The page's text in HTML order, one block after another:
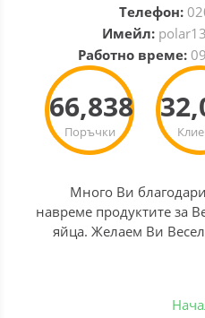
Телефон:
Имейл:
Работно време:
Поръчки
66,838
Много Ви
навреме продуктите за
яйца. Желаем Ви